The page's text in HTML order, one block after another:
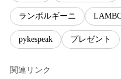
ランボルギーニ
pykespeak プレゼント
関連リンク